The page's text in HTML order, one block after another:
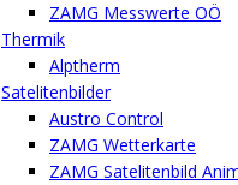
ZAMG Messwerte OÖ
Thermik
Alptherm
Satelitenbilder
Austro Control
ZAMG Wetterkarte
ZAMG Satelitenbild